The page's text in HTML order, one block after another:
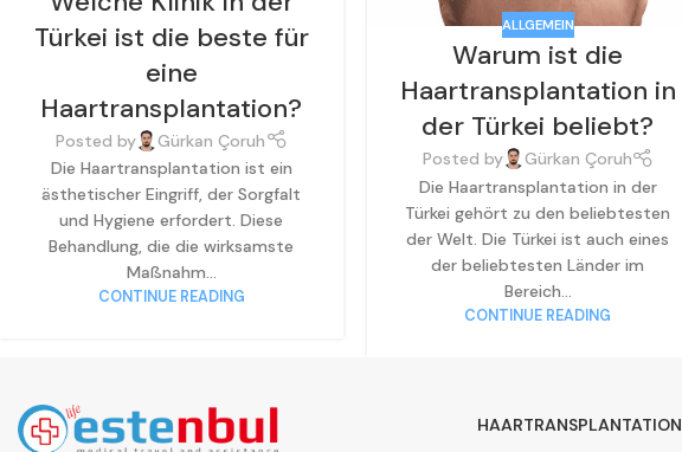
Türkei ist die beste für
eine
Haartransplantation?
Posted by
Gürkan Çoruh
Die Haartransplantation ist ein
ästhetischer Eingriff, der Sorgfalt
und Hygiene erfordert. Diese
Behandlung, die die wirksamste
Maßnahm...
CONTINUE READING
ALLGEMEIN
Warum ist die
Haartransplantation in
der Türkei beliebt?
Posted by
Gürkan Çoruh
Die Haartransplantation in der
Türkei gehört zu den beliebtesten
der Welt. Die Türkei ist auch eines
der beliebtesten Länder im
Bereich...
CONTINUE READING
HAARTRANSPLANTATION